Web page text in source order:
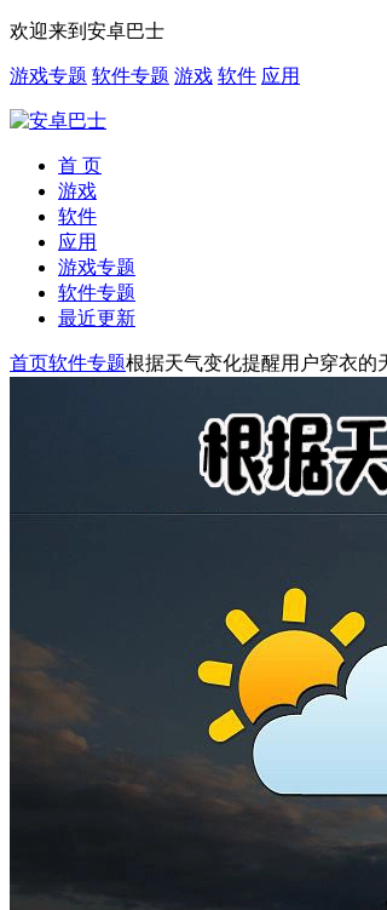
欢迎来到安卓巴士
游戏专题 软件专题 游戏 软件 应用
首 页
游戏
软件
应用
游戏专题
软件专题
最近更新
首页软件专题根据天气变化提醒用户穿衣的